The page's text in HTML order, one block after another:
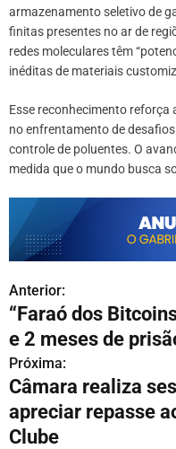
armazenamento seletivo de
finitas presentes no ar de
redes moleculares têm
inéditas de materiais
Esse reconhecimento
no enfrentamento de
controle de poluentes. O
medida que o mundo busca
N
a
v
e
g
Anterior:
“Faraó dos
e 2 meses de
Próxima:
Câmara realiza
apreciar repasse
Clube